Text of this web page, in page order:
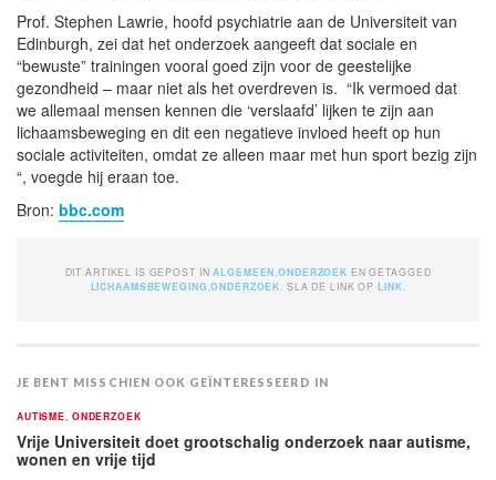
Prof. Stephen Lawrie, hoofd psychiatrie aan de Universiteit van
Edinburgh, zei dat het onderzoek aangeeft dat sociale en
“bewuste” trainingen vooral goed zijn voor de geestelijke
gezondheid – maar niet als het overdreven is. “Ik vermoed dat
we allemaal mensen kennen die ‘verslaafd’ lijken te zijn aan
lichaamsbeweging en dit een negatieve invloed heeft op hun
sociale activiteiten, omdat ze alleen maar met hun sport bezig zijn
“, voegde hij eraan toe.
Bron: bbc.com
DIT ARTIKEL IS GEPOST INALGEMEEN ,ONDERZOEK EN GETAGGED
LICHAAMSBEWEGING ,ONDERZOEK . SLA DE LINK OPLINK
JE BENT MISSCHIEN OOK GEÏNTERESSEERD IN
AUTISME ONDERZOEK
Vrije Universiteit doet grootschalig onderzoek naar autisme,
wonen en vrije tijd